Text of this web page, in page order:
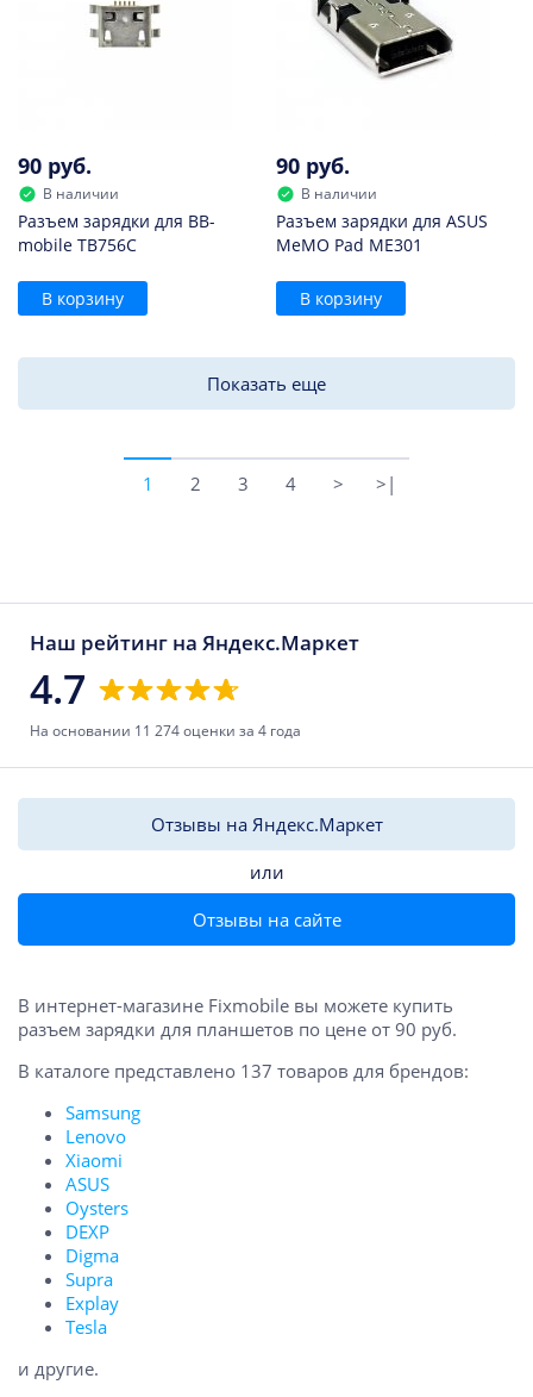
90 руб.
В наличии
Разъем зарядки для BB-
mobile TB756C
В корзину
90 руб.
В наличии
Разъем зарядки для ASUS
MeMO Pad ME301
В корзину
Показать еще
1 2 3 4 > >|
Наш рейтинг на Яндекс.Маркет
4.7
На основании 11 274 оценки за 4 года
Отзывы на Яндекс.Маркет
или
Отзывы на сайте
В интернет-магазине Fixmobile вы можете купить
разъем зарядки для планшетов по цене от 90 руб.
В каталоге представлено 137 товаров для брендов:
Samsung
Lenovo
Xiaomi
ASUS
Oysters
DEXP
Digma
Supra
Explay
Tesla
и другие.